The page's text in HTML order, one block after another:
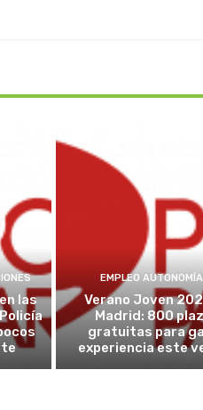
las
EMPLEO
Verano Joven
Madrid: 800
gratuitas para
experiencia este